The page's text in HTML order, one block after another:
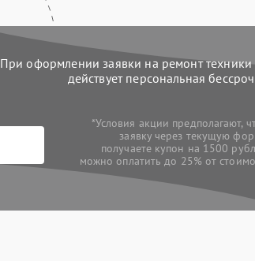
При оформлении заявки на ремонт техники
действует персональная
*Условия акции предполагают,
заявку через текущую
получаете купон на 1500
можно оплатить до 25% от